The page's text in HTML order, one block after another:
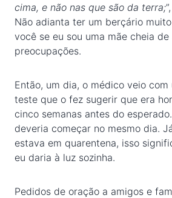
cima, e não nas que são da terra;
Não adianta ter um berçário
você se eu sou uma mãe cheia
preocupações.
Então, um dia, o médico veio
teste que o fez sugerir que era
cinco semanas antes do
deveria começar no mesmo dia.
estava em quarentena, isso
eu daria à luz sozinha.
Pedidos de oração a amigos e